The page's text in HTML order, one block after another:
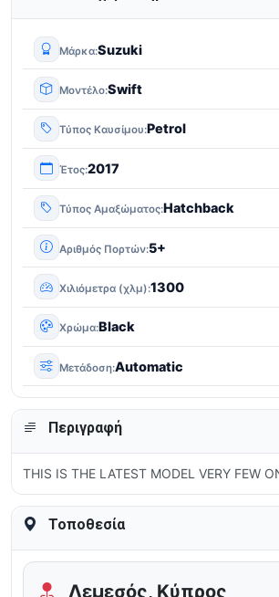
Μάρκα Suzuki
Μοντέλο Swift
Τύπος Καυσίμου Petrol
Έτος 2017
Τύπος Αμαξώματος Hatchback
Αριθμός Πορτών 5+
Χιλιόμετρα (χλμ) 1300
Χρώμα Black
Μετάδοση Automatic
Περιγραφή
THIS IS THE LATEST MODEL VERY FEW
Τοποθεσία
Λεμεσός, Κύπρος